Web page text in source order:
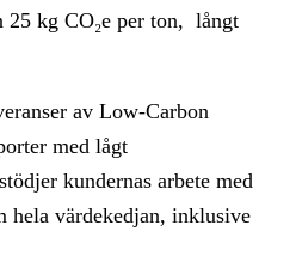
kg CO₂e per ton, långt
av Low-Carbon
med lågt
kundernas arbete med
hela värdekedjan, inklusive